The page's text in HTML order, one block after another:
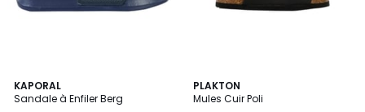
KAPORAL
Sandale à Enfiler Berg
3
Couleurs
PLAKTON
Mules Cuir Poli
2
Couleurs